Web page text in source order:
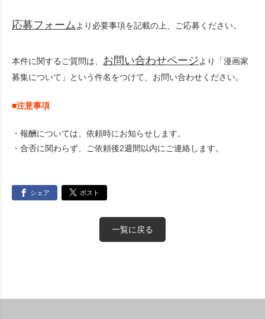
応募フォームより必要事項を記載の上、ご応募ください。
本件に関するご質問は、 お問い合わせページより「漫画家
募集について」という件名をつけて、お問い合わせください。
■注意事項
・報酬については、依頼時にお知らせします。
・合否に関わらず、ご依頼後2週間以内にご連絡します。
シェア ポスト
一覧に戻る